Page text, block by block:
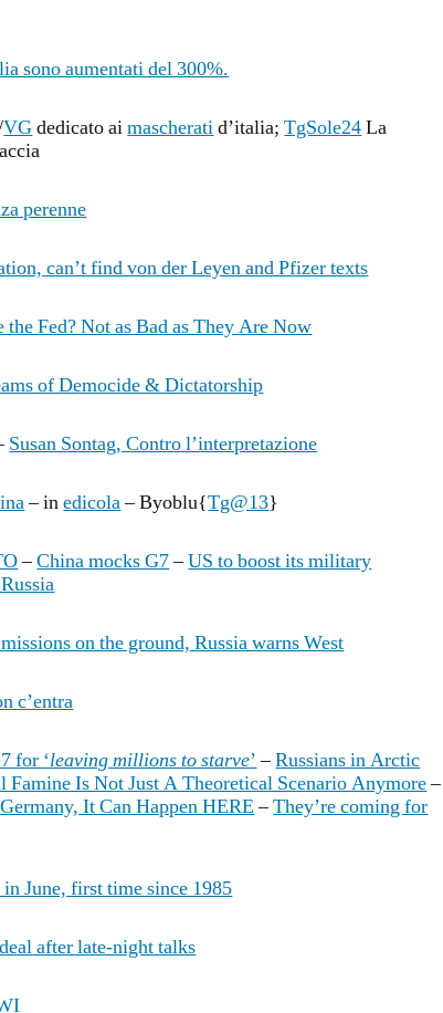
sono aumentati del 300%.
VGdedicato aimascheratid’italia;TgSole24La
perenne
can’t find von der Leyen and Pfizer texts
Fed? Not as Bad as They Are Now
of Democide & Dictatorship
Susan Sontag, Contro l’interpretazione
– inedicola– Byoblu{Tg@13}
–China mocks G7–US to boost its military
on the ground, Russia warns West
c’entra
for ‘leaving millions to starve’–Russians in Arctic
Famine Is Not Just A Theoretical Scenario Anymore–
It Can Happen HERE–They’re coming for
June, first time since 1985
after late-night talks